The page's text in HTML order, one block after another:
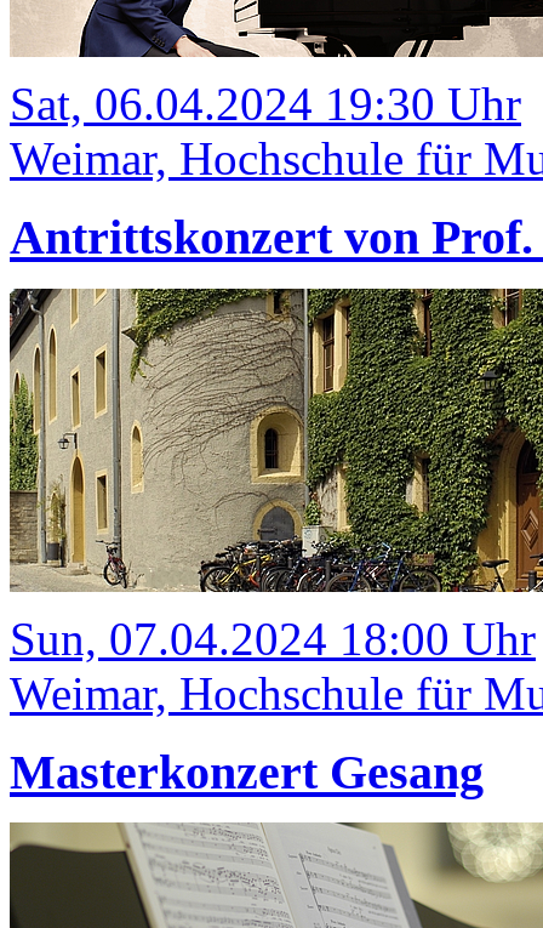
Sat, 06.04.2024 19:30 Uhr
Weimar, Hochschule für
Antrittskonzert von
Sun, 07.04.2024 18:00 Uhr
Weimar, Hochschule für
Masterkonzert Gesang